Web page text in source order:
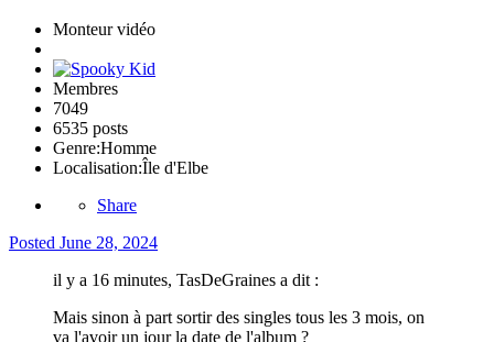
Monteur vidéo
Membres
7049
6535 posts
Genre:Homme
Localisation:Île d'Elbe
Share
Posted June 28, 2024
il y a 16 minutes, TasDeGraines a dit :
Mais sinon à part sortir des singles tous les 3 mois, on
va l'avoir un jour la date de l'album ?